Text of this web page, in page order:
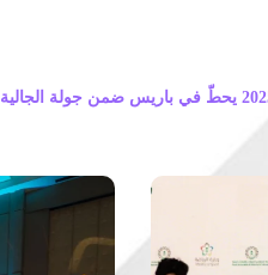
كأس الأمم الإفريقية المغرب 2025 يحطّ في باريس ضمن جولة الجالية